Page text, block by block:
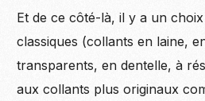
Et de ce côté-là, il y a un
classiques (collants en laine,
transparents, en dentelle, à
aux collants plus originaux